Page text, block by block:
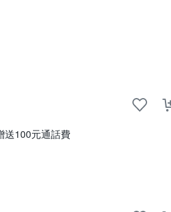
送100元通話費